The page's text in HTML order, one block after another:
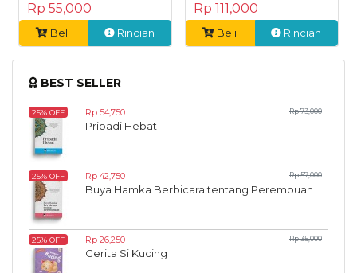
Rp 55,000
Beli Rincian
Rp 111,000
Beli Rincian
BEST SELLER
25% OFF Rp 54,750 Rp 73,000
Pribadi Hebat
25% OFF Rp 42,750 Rp 57,000
Buya Hamka Berbicara tentang Perempuan
25% OFF Rp 26,250 Rp 35,000
Cerita Si Kucing